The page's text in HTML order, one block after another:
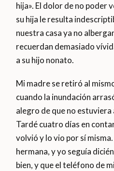
hija». El dolor de no poder
su hija le resulta
nuestra casa ya no
recuerdan demasiado
a su hijo nonato.
Mi madre se retiró al
cuando la inundación
alegro de que no
Tardé cuatro días en
volvió y lo vio por sí
hermana, y yo seguía
bien, y que el teléfono de